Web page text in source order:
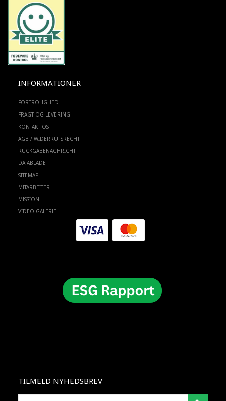
INFORMATIONER
FORTROLIGHED
FRAGT OG LEVERING
KONTAKT OS
AGB / WIDERRUFSRECHT
RÜCKGABENACHRICHT
DATABLADE
SITEMAP
MITARBEITER
MISSION
VIDEO-GALERIE
TILMELD NYHEDSBREV